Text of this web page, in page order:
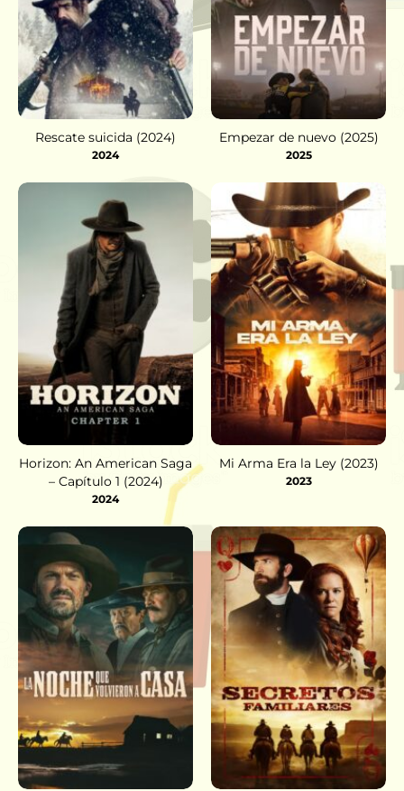
Rescate suicida (2024)
2024
Empezar de nuevo (2025)
2025
Horizon: An American Saga
– Capítulo 1 (2024)
2024
Mi Arma Era la Ley (2023)
2023